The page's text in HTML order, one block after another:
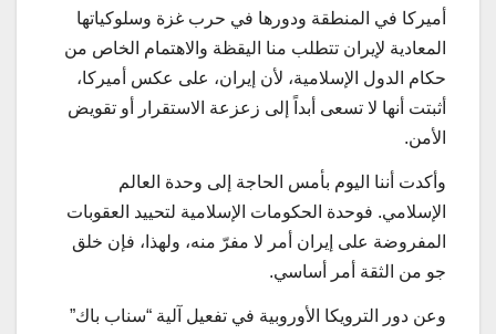
أميركا في المنطقة ودورها في حرب غزة وسلوكياتها
المعادية لإيران تتطلب منا اليقظة والاهتمام الخاص من
حكام الدول الإسلامية، لأن إيران، على عكس أميركا،
أثبتت أنها لا تسعى أبداً إلى زعزعة الاستقرار أو تقويض
الأمن.
وأكدت أننا اليوم بأمس الحاجة إلى وحدة العالم
الإسلامي. فوحدة الحكومات الإسلامية لتحييد العقوبات
المفروضة على إيران أمر لا مفرّ منه، ولهذا، فإن خلق
جو من الثقة أمر أساسي.
وعن دور الترويكا الأوروبية في تفعيل آلية “سناب باك”